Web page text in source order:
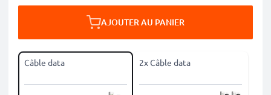
AJOUTER AU PANIER
Câble data 2x Câble data